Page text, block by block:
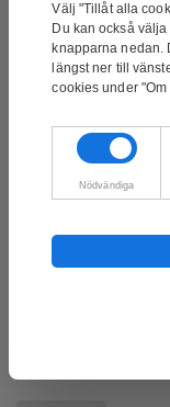
Ditt meddelande
Välj "Tillåt alla
Du kan också
knapparna nedan.
längst ner till
cookies under
Nödvändiga